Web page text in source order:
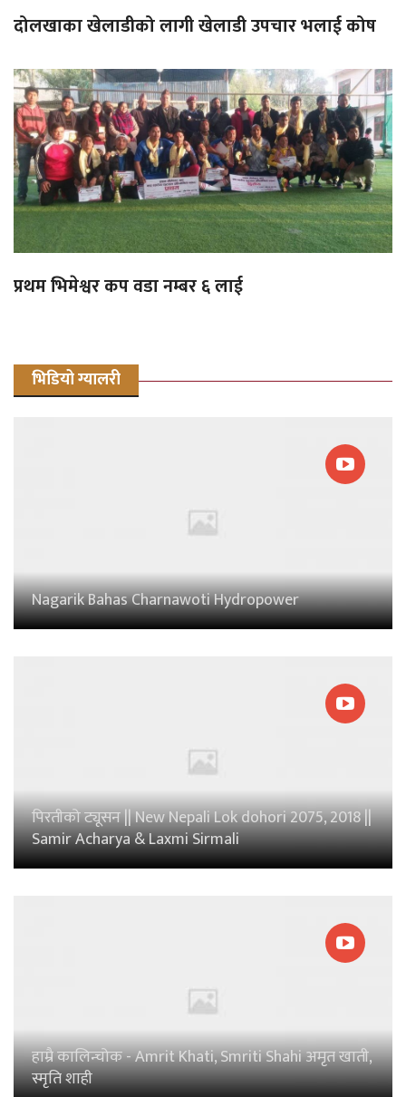
दोलखाका खेलाडीको लागी खेलाडी उपचार भलाई कोष
प्रथम भिमेश्वर कप वडा नम्बर ६ लाई
भिडियो ग्यालरी
Nagarik Bahas Charnawoti Hydropower
पिरतीको ट्यूसन || New Nepali Lok dohori 2075, 2018 ||
Samir Acharya & Laxmi Sirmali
हाम्रै कालिन्चोक - Amrit Khati, Smriti Shahi अमृत खाती,
स्मृति शाही